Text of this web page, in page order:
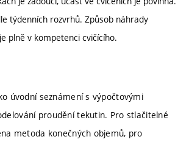
týdenních rozvrhů. Způsob náhrady
plně v kompetenci cvičícího.
úvodní seznámení s výpočtovými
proudění tekutin. Pro stlačitelné
metoda konečných objemů, pro